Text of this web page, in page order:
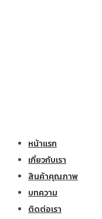
หน้าแรก
เกี่ยวกับเรา
สินค้าคุณภาพ
บทความ
ติดต่อเรา